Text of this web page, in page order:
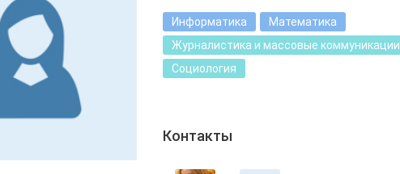
Информатика
Математика
Журналистика и массовые коммуникации
Социология
Контакты